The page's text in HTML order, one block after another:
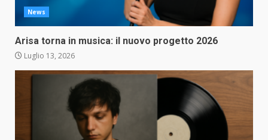
News
Arisa torna in musica: il nuovo progetto 2026
Luglio 13, 2026